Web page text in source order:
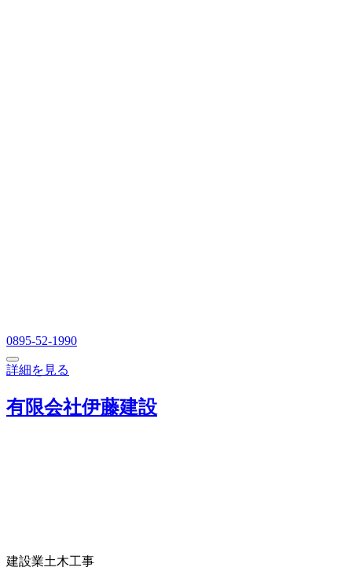
0895-52-1990
詳細を見る
有限会社伊藤建設
建設業土木工事